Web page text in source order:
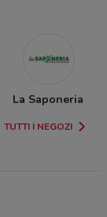
La Saponeria
TUTTI I NEGOZI